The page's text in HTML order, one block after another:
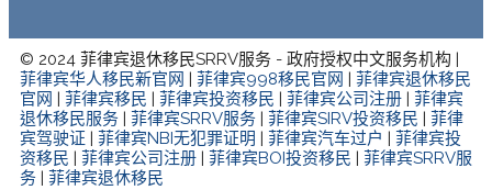
© 2024 菲律宾退休移民SRRV服务 - 政府授权中文服务机构 |
菲律宾华人移民新官网
菲律宾998移民官网
菲律宾退休移民
官网
菲律宾移民 菲律宾投资移民 菲律宾公司注册
菲律宾
退休移民服务
菲律宾SRRV服务 菲律宾SIRV投资移民
菲律
宾驾驶证
菲律宾NBI无犯罪证明 菲律宾汽车过户
菲律宾投
资移民
菲律宾公司注册 菲律宾BOI投资移民
菲律宾SRRV服
务
菲律宾退休移民